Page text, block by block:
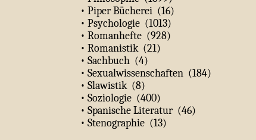
• Piper Bücherei (16)
• Psychologie (1013)
• Romanhefte (928)
• Romanistik (21)
• Sachbuch (4)
• Sexualwissenschaften (184)
• Slawistik (8)
• Soziologie (400)
• Spanische Literatur (46)
• Stenographie (13)